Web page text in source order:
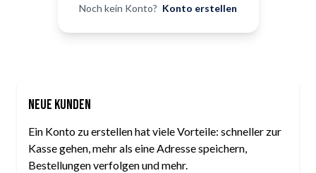
Noch kein Konto? Konto erstellen
Neue Kunden
Ein Konto zu erstellen hat viele Vorteile: schneller zur
Kasse gehen, mehr als eine Adresse speichern,
Bestellungen verfolgen und mehr.